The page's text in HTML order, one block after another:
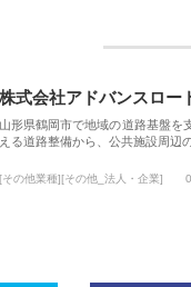
株式会社アドバンスロー
山形県鶴岡市で地域の道路基盤を
える道路整備から、公共施設周
[その他業種][その他_法人・企業]